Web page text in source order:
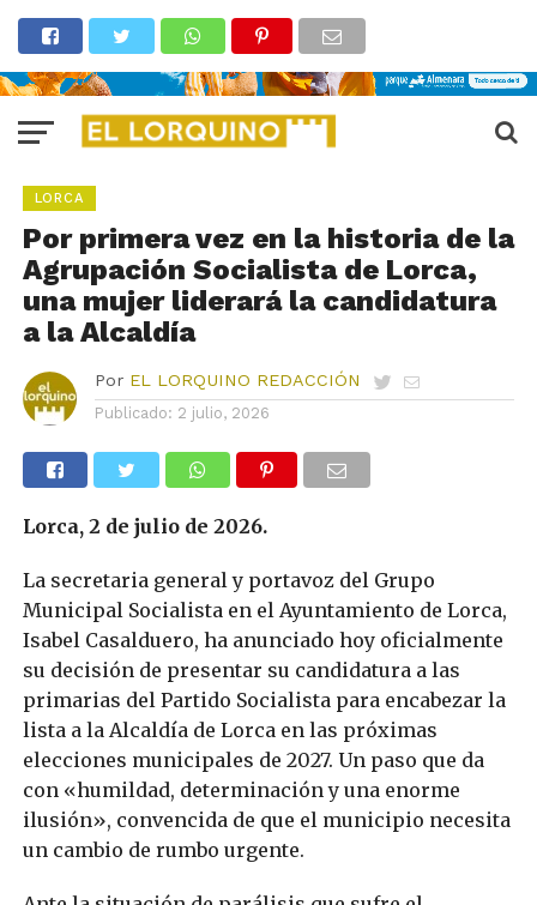
LORCA
Por primera vez en la historia de la
Agrupación Socialista de Lorca,
una mujer liderará la candidatura
a la Alcaldía
Por EL LORQUINO REDACCIÓN
Publicado: 2 julio, 2026
Lorca, 2 de julio de 2026.
La secretaria general y portavoz del Grupo
Municipal Socialista en el Ayuntamiento de Lorca,
Isabel Casalduero, ha anunciado hoy oficialmente
su decisión de presentar su candidatura a las
primarias del Partido Socialista para encabezar la
lista a la Alcaldía de Lorca en las próximas
elecciones municipales de 2027. Un paso que da
con «humildad, determinación y una enorme
ilusión», convencida de que el municipio necesita
un cambio de rumbo urgente.